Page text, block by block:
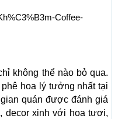
Coffee-
không thể nào bỏ qua.
hoa lý tưởng nhất tại
quán được đánh giá
decor xinh với hoa tươi,